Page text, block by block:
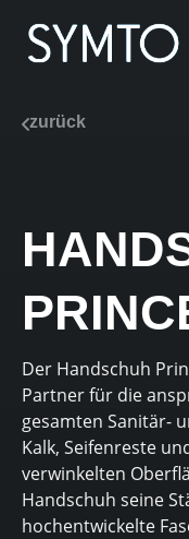
zurück
Der Handschuh
Partner für die
gesamten Sanitär-
Kalk, Seifenreste
verwinkelten
Handschuh seine
hochentwickelte